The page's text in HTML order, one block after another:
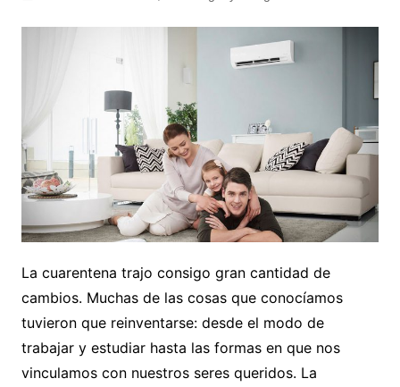
La cuarentena trajo consigo gran cantidad de
cambios. Muchas de las cosas que conocíamos
tuvieron que reinventarse: desde el modo de
trabajar y estudiar hasta las formas en que nos
vinculamos con nuestros seres queridos. La